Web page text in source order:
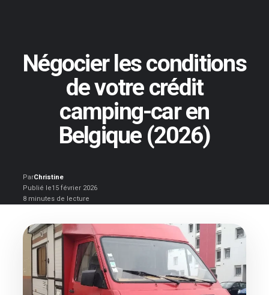
Négocier les conditions
de votre crédit
camping-car en
Belgique (2026)
ParChristine
Publié le15 février 2026
8 minutes de lecture